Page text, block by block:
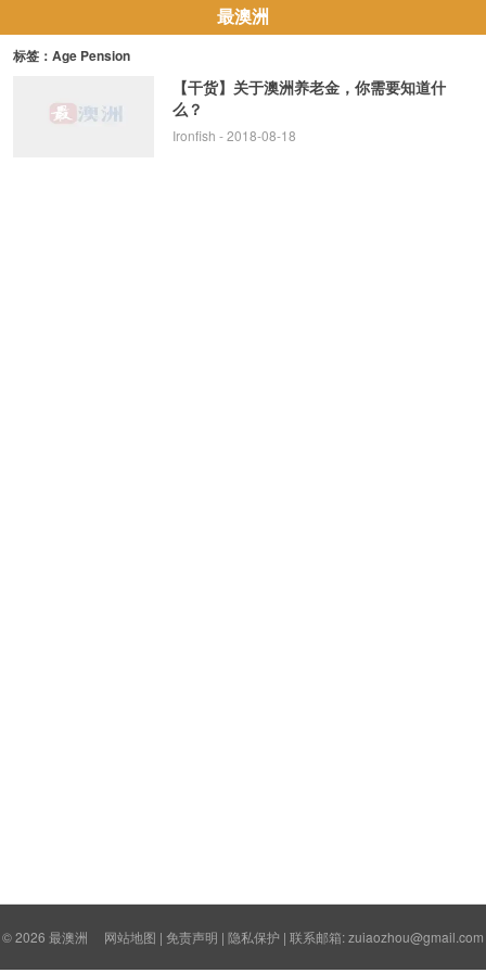
最澳洲
标签：Age Pension
【干货】关于澳洲养老金，你需要知道什
么？
Ironfish - 2018-08-18
© 2026 最澳洲 网站地图 | 免责声明 | 隐私保护 | 联系邮箱: zuiaozhou@gmail.com